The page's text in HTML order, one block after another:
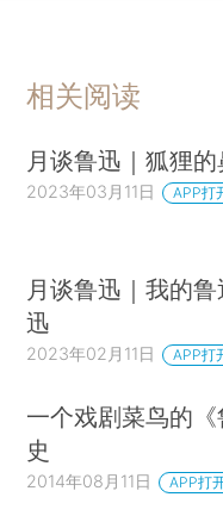
相关阅读
月谈鲁迅｜狐狸的
2023年03月11日 APP打
月谈鲁迅｜我的
迅
2023年02月11日 APP打
一个戏剧菜鸟的
史
2014年08月11日 APP打